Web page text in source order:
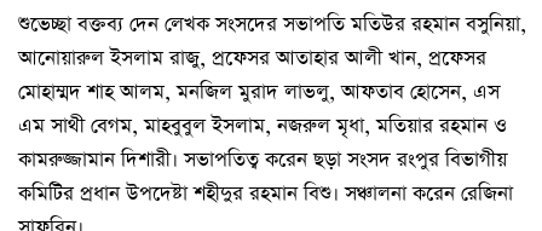
শুভেচ্ছা বক্তব্য দেন লেখক সংসদের সভাপতি মতিউর রহমান বসুনিয়া,
আনোয়ারুল ইসলাম রাজু, প্রফেসর আতাহার আলী খান, প্রফেসর
মোহাম্মদ শাহ আলম, মনজিল মুরাদ লাভলু, আফতাব হোসেন, এস
এম সাথী বেগম, মাহবুবুল ইসলাম, নজরুল মৃধা, মতিয়ার রহমান ও
কামরুজ্জামান দিশারী। সভাপতিত্ব করেন ছড়া সংসদ রংপুর বিভাগীয়
কমিটির প্রধান উপদেষ্টা শহীদুর রহমান বিশু। সঞ্চালনা করেন রেজিনা